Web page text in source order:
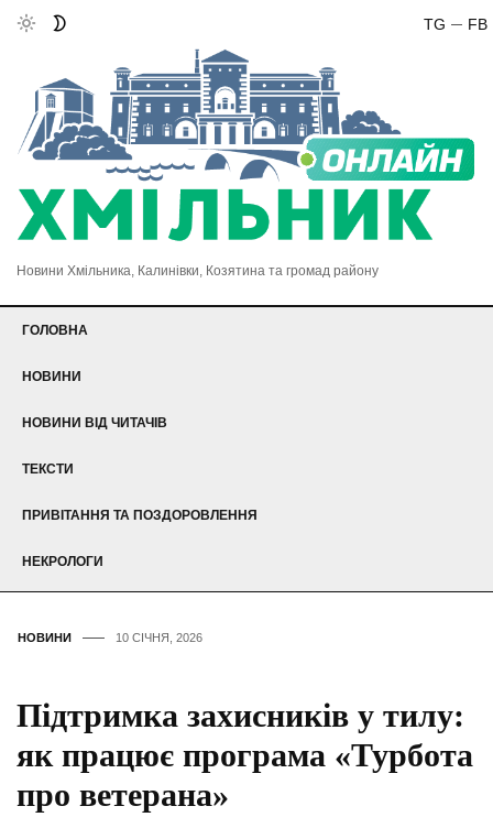
FB
TG
Новини Хмільника, Калинівки, Козятина та громад району
ГОЛОВНА
НОВИНИ
НОВИНИ ВІД ЧИТАЧІВ
ТЕКСТИ
ПРИВІТАННЯ ТА ПОЗДОРОВЛЕННЯ
НЕКРОЛОГИ
НОВИНИ 10 СІЧНЯ, 2026
Підтримка захисників у тилу:
як працює програма «Турбота
про ветерана»